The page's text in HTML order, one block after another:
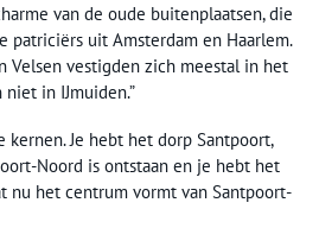
van de oude buitenplaatsen, die
patriciërs uit Amsterdam en Haarlem.
Velsen vestigden zich meestal in het
in IJmuiden.”
Je hebt het dorp Santpoort,
Noord is ontstaan en je hebt het
nu het centrum vormt van Santpoort-